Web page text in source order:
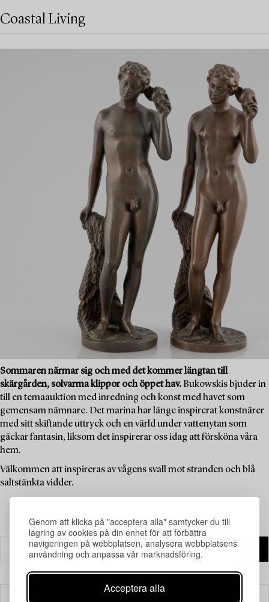
Genom att klicka på "acceptera alla" samtycker du till
lagring av cookies på din enhet för att förbättra
navigeringen på webbplatsen, analysera webbplatsens
användning och anpassa vår marknadsföring.
Acceptera alla
Coastal Living
Sommaren närmar sig och med det kommer längtan till
skärgården, solvarma klippor och öppet hav. Bukowskis bjuder in
till en temaauktion med inredning och konst med havet som
gemensam nämnare. Det marina har länge inspirerat konstnärer
med sitt skiftande uttryck och en värld under vattenytan som
gäckar fantasin, liksom det inspirerar oss idag att försköna våra
hem.
Välkommen att inspireras av vågens svall mot stranden och blå
saltstänkta vidder.